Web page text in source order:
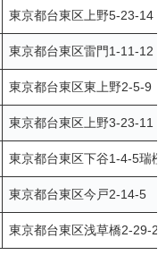
東京都台東区上野5-23-
東京都台東区雷門1-11-
東京都台東区東上野2-5-
東京都台東区上野3-23-
東京都台東区下谷1-4-5瑞
東京都台東区今戸2-14-5
東京都台東区浅草橋2-